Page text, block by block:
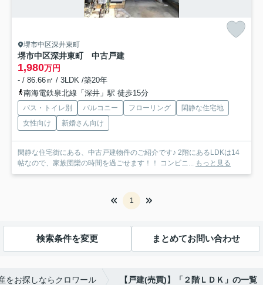
堺市中区深井東町
堺市中区深井東町 中古戸建
1,980万円
- / 86.66㎡ / 3LDK /築20年
南海電鉄泉北線「深井」駅 徒歩15分
バス・トイレ別 バルコニー フローリング
閑静な住宅地
女性向け
新婚さん向け
閑静な住宅街にある、中古戸建物件のご紹介です♪ 2階にあるLDKは14
帖なので、家族団欒の時間を過ごせます！！ コンビニ...
もっと見る
1
検索条件を変更 まとめてお問い合わせ
をお探しならクロワール 【戸建(売買)】「２階ＬＤＫ」の一覧